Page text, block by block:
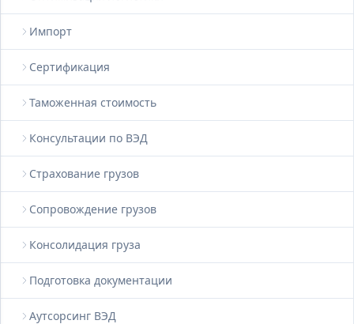
Импорт
Сертификация
Таможенная стоимость
Консультации по ВЭД
Страхование грузов
Сопровождение грузов
Консолидация груза
Подготовка документации
Аутсорсинг ВЭД